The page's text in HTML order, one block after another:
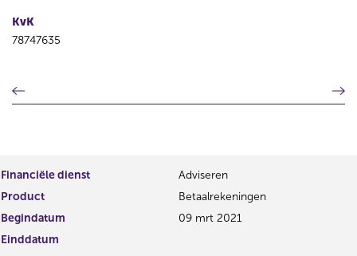
KvK
78747635
o
e
e
g
i
V
o
Financiële dienst
Adviseren
Product
Betaalrekeningen
Begindatum
09 mrt 2021
Einddatum